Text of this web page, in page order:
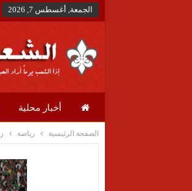
الجمعة, أغسطس 7, 2026
أخبار محلية
الصفحة الرئيسية رياضة